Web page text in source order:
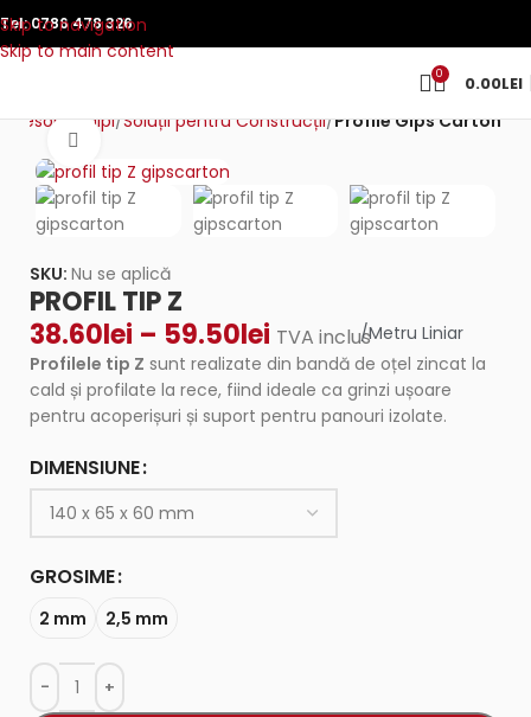
Skip to navigation
Skip to main content
Tel:0786 478 326
0 0.00LEI
stâlpi Soluții pentru Construcții Profile Gips Carton
SKU: Nu se aplică
PROFIL TIP Z
38.60lei – 59.50lei TVA inclus/Metru Liniar
Profilele tip Z sunt realizate din bandă de oțel zincat la
cald și profilate la rece, fiind ideale ca grinzi ușoare
pentru acoperișuri și suport pentru panouri izolate.
DIMENSIUNE
GROSIME
2 mm 2,5 mm